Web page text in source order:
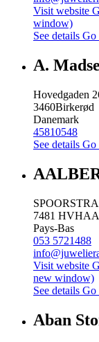
Visit website
window)
See details Go
A.
Hovedgaden
3460Birkerød
Danemark
45810548
See details Go
7481 HV
Pays-Bas
053 5721488
Visit website
new window)
See details Go
Aban